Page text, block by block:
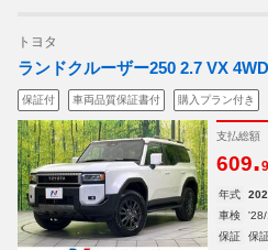
トヨタ
ランドクルーザー250 2.7 VX
保証付 車両品質保証書付 購入プラン付き
支払総額
609.9
年式
車検
'28/
保証
保